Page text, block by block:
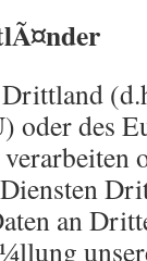
oder des
an